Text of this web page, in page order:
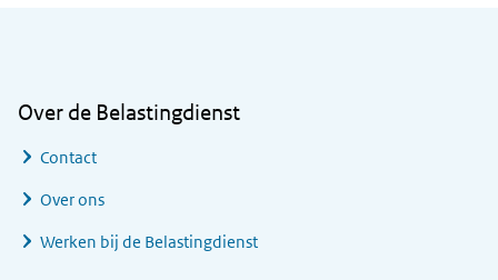
Over de Belastingdienst
Contact
Over ons
Werken bij de Belastingdienst